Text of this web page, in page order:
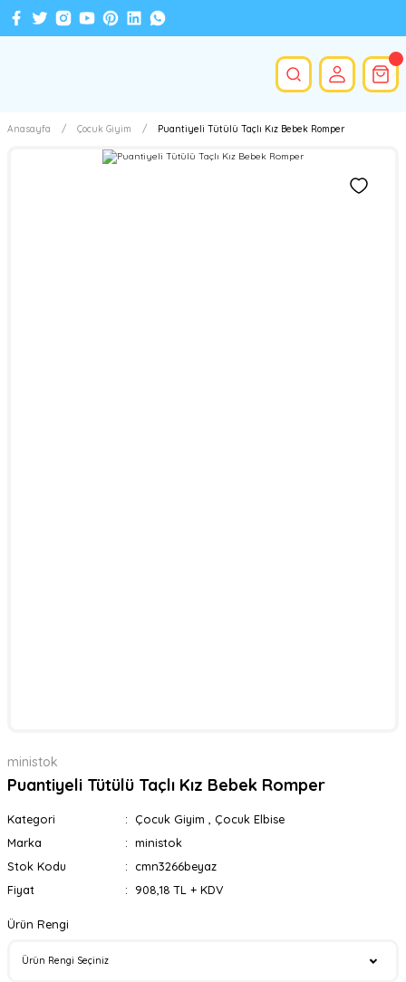
Anasayfa Çocuk Giyim Puantiyeli Tütülü Taçlı Kız Bebek Romper
ministok
Puantiyeli Tütülü Taçlı Kız Bebek Romper
Kategori Çocuk Giyim
Çocuk Elbise
Marka
ministok
Stok Kodu
cmn3266beyaz
Fiyat
908,18 TL + KDV
Ürün Rengi